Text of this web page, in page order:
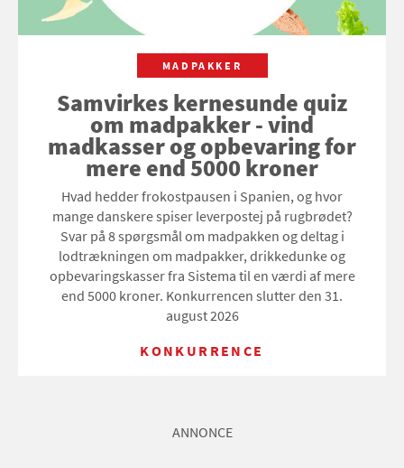
MADPAKKER
Samvirkes kernesunde quiz
om madpakker - vind
madkasser og opbevaring for
mere end 5000 kroner
Hvad hedder frokostpausen i Spanien, og hvor
mange danskere spiser leverpostej på rugbrødet?
Svar på 8 spørgsmål om madpakken og deltag i
lodtrækningen om madpakker, drikkedunke og
opbevaringskasser fra Sistema til en værdi af mere
end 5000 kroner. Konkurrencen slutter den 31.
august 2026
KONKURRENCE
ANNONCE